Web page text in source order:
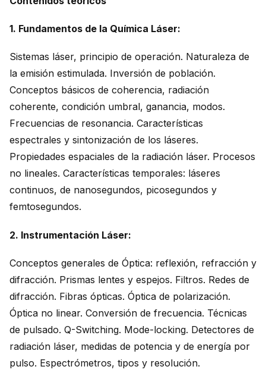
1. Fundamentos de la Química Láser:
Sistemas láser, principio de operación. Naturaleza de
la emisión estimulada. Inversión de población.
Conceptos básicos de coherencia, radiación
coherente, condición umbral, ganancia, modos.
Frecuencias de resonancia. Características
espectrales y sintonización de los láseres.
Propiedades espaciales de la radiación láser. Procesos
no lineales. Características temporales: láseres
continuos, de nanosegundos, picosegundos y
femtosegundos.
2. Instrumentación Láser:
Conceptos generales de Óptica: reflexión, refracción y
difracción. Prismas lentes y espejos. Filtros. Redes de
difracción. Fibras ópticas. Óptica de polarización.
Óptica no linear. Conversión de frecuencia. Técnicas
de pulsado. Q-Switching. Mode-locking. Detectores de
radiación láser, medidas de potencia y de energía por
pulso. Espectrómetros, tipos y resolución.